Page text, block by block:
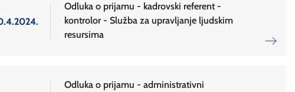
Odluka o prijamu - kadrovski referent -
kontrolor - Služba za upravljanje ljudskim
resursima
Odluka o prijamu - administrativni